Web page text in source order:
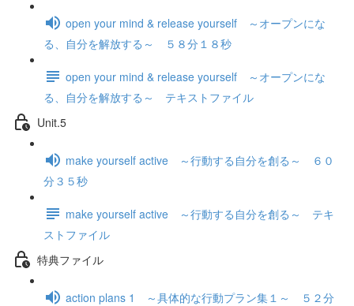
open your mind & release yourself ～オープンにな
る、自分を解放する～ ５８分１８秒
open your mind & release yourself ～オープンにな
る、自分を解放する～ テキストファイル
Unit.5
make yourself active ～行動する自分を創る～ ６０
分３５秒
make yourself active ～行動する自分を創る～ テキ
ストファイル
特典ファイル
action plans 1 ～具体的な行動プラン集１～ ５２分